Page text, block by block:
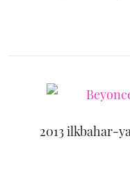
2013 ilkbahar-